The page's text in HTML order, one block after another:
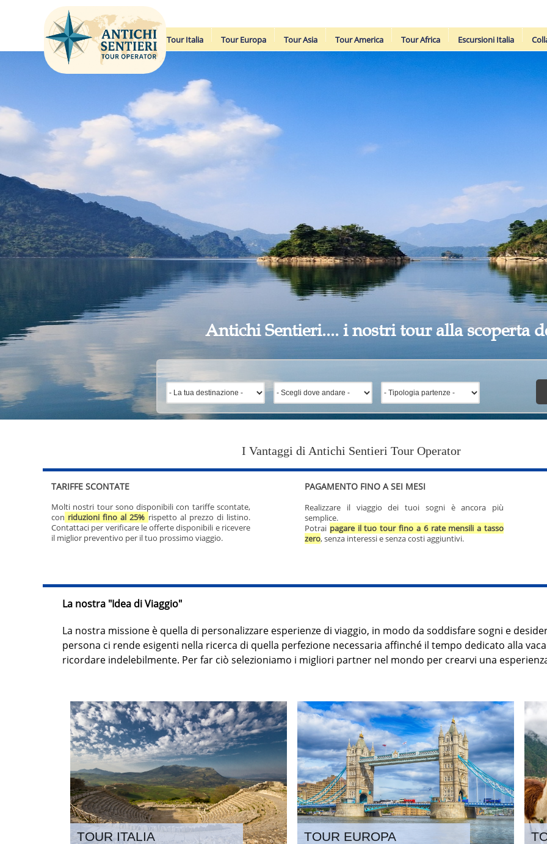
La nostra "Idea di Viaggio"
La nostra missione è quella di personalizzare esperienze di viaggio, in modo da soddisfare sogni e
persona ci rende esigenti nella ricerca di quella perfezione necessaria affinché il tempo dedicato alla
ricordare indelebilmente. Per far ciò selezioniamo i migliori partner nel mondo per crearvi una
I Vantaggi di Antichi Sentieri Tour Operator
PAGAMENTO FINO A SEI MESI
Realizzare il viaggio dei tuoi sogni è ancora più
semplice.
Potrai pagare il tuo tour fino a 6 rate mensili a tasso
zero, senza interessi e senza costi aggiuntivi.
TARIFFE SCONTATE
Molti nostri tour sono disponibili con tariffe scontate,
con riduzioni fino al 25% rispetto al prezzo di listino.
Contattaci per verificare le offerte disponibili e ricevere
il miglior preventivo per il tuo prossimo viaggio.
Antichi Sentieri.... i nostri tour alla scoperta
Tour Italia Tour Europa Tour Asia Tour America Tour Africa Escursioni Italia
TOUR ITALIA TOUR EUROPA